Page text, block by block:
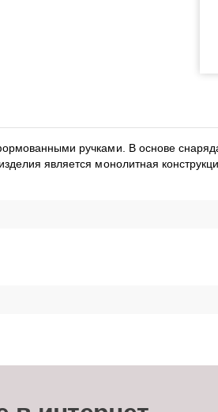
ручками. В основе
является монолитная